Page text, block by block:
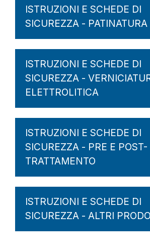
ISTRUZIONI E SCHEDE DI
SICUREZZA - PATINATURA
ISTRUZIONI E SCHEDE DI
SICUREZZA -
ELETTROLITICA
ISTRUZIONI E SCHEDE DI
SICUREZZA - PRE E POST-
TRATTAMENTO
ISTRUZIONI E SCHEDE DI
SICUREZZA - ALTRI